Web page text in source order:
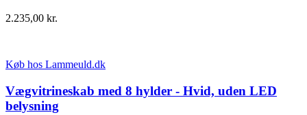
2.235,00 kr.
Køb hos Lammeuld.dk
Vægvitrineskab med 8 hylder - Hvid, uden LED
belysning